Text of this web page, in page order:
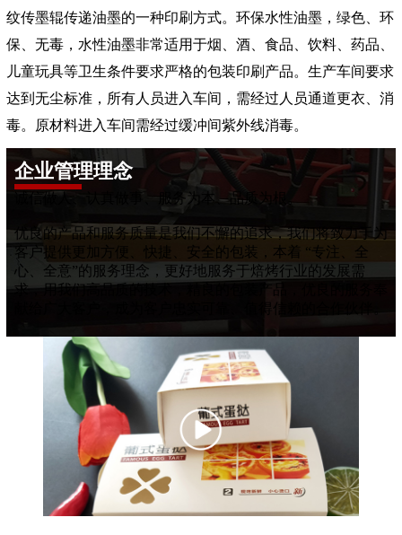
纹传墨辊传递油墨的一种印刷方式。环保水性油墨，绿色、环
保、无毒，水性油墨非常适用于烟、酒、食品、饮料、药品、
儿童玩具等卫生条件要求严格的包装印刷产品。生产车间要求
达到无尘标准，所有人员进入车间，需经过人员通道更衣、消
毒。原材料进入车间需经过缓冲间紫外线消毒。
企业管理理念
诚信做人、认真做事、服务为本、品质为根。
优良的产品和服务质量是我们不懈的追求，我们将致力于为
客户提供更加方便、快捷、安全的包装，本着 “专注、全
心、全意”的服务理念，更好地服务于焙烤行业的发展需
求，用我们高品质的技术，精良的包装产品，优良的服务奉
献给广大客户，成为客户忠实可靠、值得信赖的合作伙伴。